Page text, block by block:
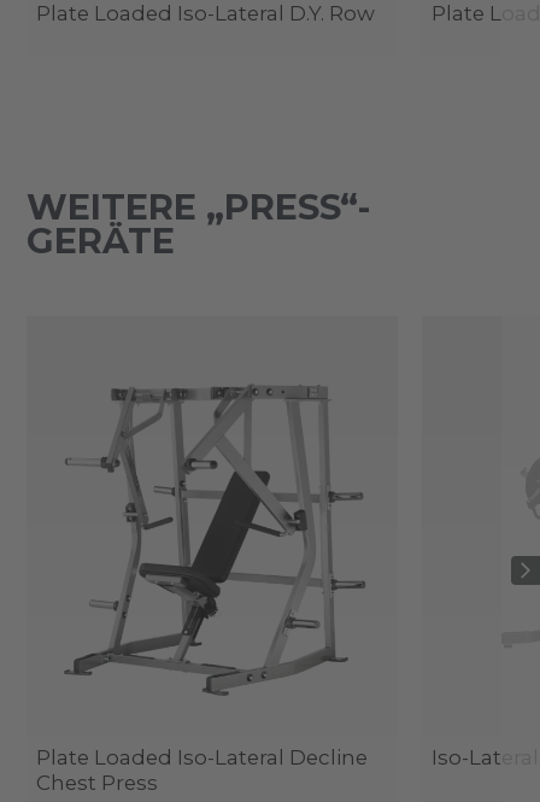
Plate Loaded Iso-Lateral D.Y. Row Plate
WEITERE „PRESS“-
GERÄTE
Plate Loaded Iso-Lateral Decline
Chest Press
Iso-